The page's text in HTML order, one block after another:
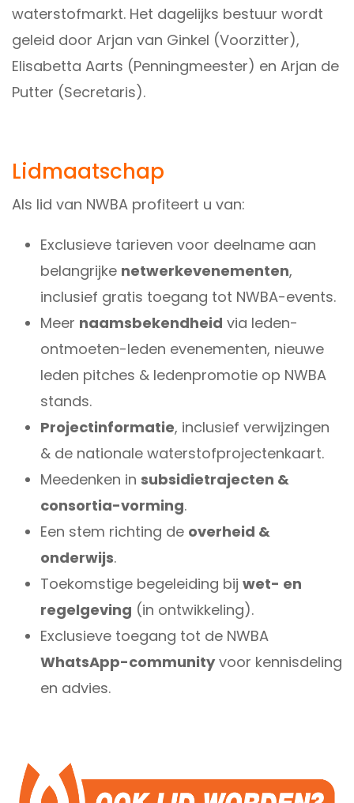
waterstofmarkt. Het dagelijks bestuur wordt
geleid door Arjan van Ginkel (Voorzitter),
Elisabetta Aarts (Penningmeester) en Arjan de
Putter (Secretaris).
Lidmaatschap
Als lid van NWBA profiteert u van:
Exclusieve tarieven voor deelname aan
belangrijke netwerkevenementen,
inclusief gratis toegang tot NWBA-events.
Meer naamsbekendheid via leden-
ontmoeten-leden evenementen, nieuwe
leden pitches & ledenpromotie op NWBA
stands.
Projectinformatie, inclusief verwijzingen
& de nationale waterstofprojectenkaart.
Meedenken in subsidietrajecten &
consortia-vorming.
Een stem richting de overheid &
onderwijs.
Toekomstige begeleiding bij wet- en
regelgeving (in ontwikkeling).
Exclusieve toegang tot de NWBA
WhatsApp-communityvoor kennisdeling
en advies.